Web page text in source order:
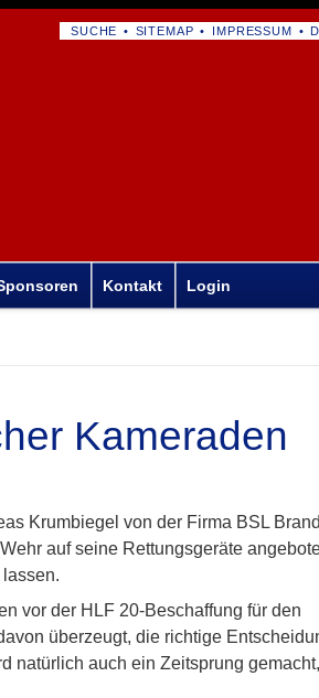
NAVIGATION
SUCHE SITEMAP IMPRESSUM
Kontakt Login
Kameraden
Krumbiegel von der Firma BSL
auf seine Rettungsgeräte
vor der HLF 20-Beschaffung für den
überzeugt, die richtige
natürlich auch ein Zeitsprung